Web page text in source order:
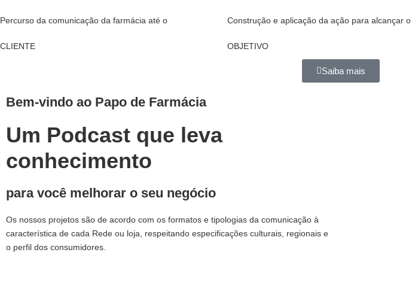
Percurso da comunicação da farmácia até o
CLIENTE
Construção e aplicação da ação para alcançar o
OBJETIVO
Saiba mais
Bem-vindo ao Papo de Farmácia
Um Podcast que leva
conhecimento
para você melhorar o seu negócio
Os nossos projetos são de acordo com os formatos e tipologias da comunicação à
característica de cada Rede ou loja, respeitando especificações culturais, regionais e
o perfil dos consumidores.